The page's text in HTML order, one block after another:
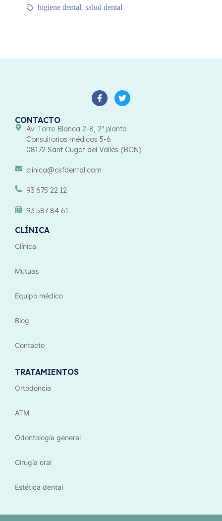
higiene dental,salud dental
CONTACTO
Av. Torre Blanca 2-8, 2ª planta
Consultorios médicos 5-6
08172 Sant Cugat del Vallès (BCN)
clinica@csfdental.com
93 675 22 12
93 587 84 61
CLÍNICA
Clínica
Mutuas
Equipo médico
Blog
Contacto
TRATAMIENTOS
Ortodoncia
ATM
Odontología general
Cirugía oral
Estética dental